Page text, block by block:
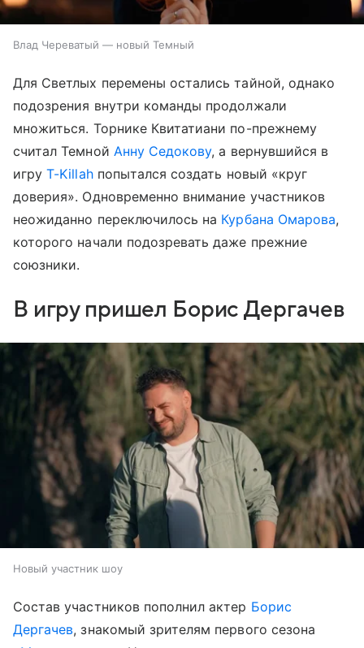
Влад Череватый — новый Темный
Для Светлых перемены остались тайной, однако
подозрения внутри команды продолжали
множиться. Торнике Квитатиани по-прежнему
считал Темной Анну Седокову, а вернувшийся в
игруT-Killahпопытался создать новый «круг
доверия». Одновременно внимание участников
неожиданно переключилось на Курбана Омарова,
которого начали подозревать даже прежние
союзники.
В игру пришел Борис Дергачев
Новый участник шоу
Состав участников пополнил актер Борис
Дергачев, знакомый зрителям первого сезона